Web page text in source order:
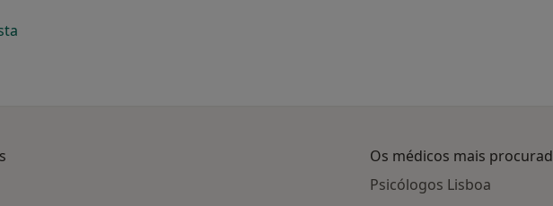
Os médicos mais
Psicólogos Lisboa